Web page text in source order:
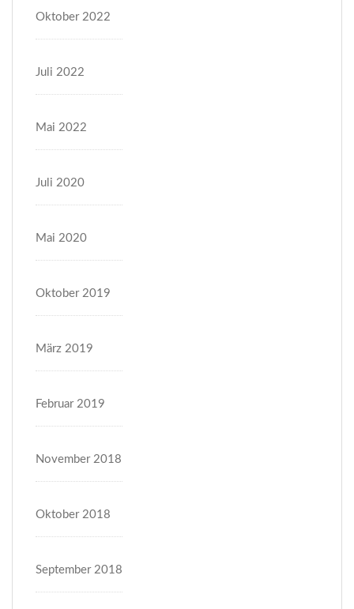
Oktober 2022
Juli 2022
Mai 2022
Juli 2020
Mai 2020
Oktober 2019
März 2019
Februar 2019
November 2018
Oktober 2018
September 2018